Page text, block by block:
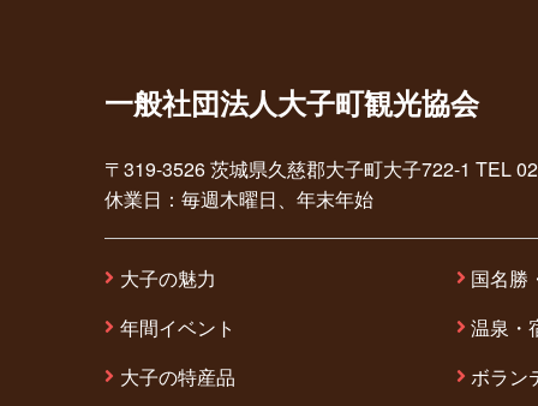
一般社団法人大子町観光協会
〒319-3526 茨城県久慈郡大子町大子722-1 TEL
休業日：毎週木曜日、年末年始
大子の魅力
国名勝
年間イベント
温泉・
大子の特産品
ボラン